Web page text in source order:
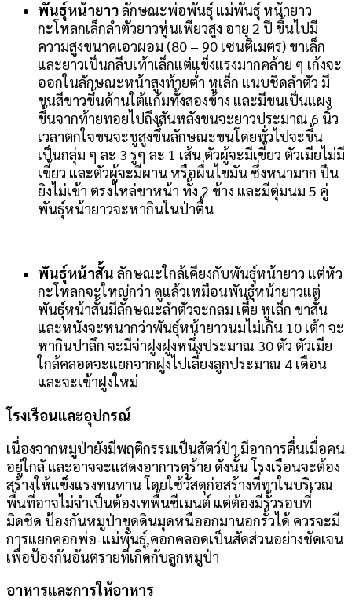
พันธุ์หน้ายาวลักษณะพ่อพันธุ์ แม่พันธุ์ หน้ายาว
กะโหลกเล็กลำตัวยาวหุ่นเพียวสูง อายุ 2 ปี ขึ้นไปมี
ความสูงขนาดเอวผอม (80 – 90 เซนติเมตร) ขาเล็ก
และยาวเป็นกลีบเท้าเล็กแต่แข็งแรงมากคล้าย ๆ เก้งจะ
ออกในลักษณะหน้าสูงท้ายต่ำ หูเล็ก แนบชิดลำตัว มี
ขนสีขาวขึ้นด้านใต้แก้มทั้งสองข้าง และมีขนเป็นแผง
ขึ้นจากท้ายทอยไปถึงสันหลังขนจะยาวประมาณ 6 นิ้ว
เวลาตกใจขนจะชูสูงขึ้นลักษณะขนโดยทั่วไปจะขึ้น
เป็นกลุ่ม ๆ ละ 3 รูๆ ละ 1 เส้น ตัวผู้จะมีเขี้ยว ตัวเมียไม่มี
เขี้ยว และตัวผู้จะมีผาน หรือผื่นไขมัน ซึ่งหนามาก ปืน
ยิงไม่เข้า ตรงไหล่ขาหน้า ทั้ง 2 ข้าง และมีตุ่มนม 5 คู่
พันธุ์หน้ายาวจะหากินในป่าตื้น
พันธุ์หน้าสั้น ลักษณะใกล้เคียงกับพันธุ์หน้ายาว แต่หัว
กะโหลกจะใหญ่กว่า ดูแล้วเหมือนพันธุ์หน้ายาวแต่
พันธุ์หน้าสั้นมีลักษณะลำตัวจะกลม เตี้ย หูเล็ก ขาสั้น
และหนังจะหนากว่าพันธุ์หน้ายาวนมไม่เกิน 10 เต้า จะ
หากินปาลึก จะมีจ่าฝูงฝูงหนึ่งประมาณ 30 ตัว ตัวเมีย
ใกล้คลอดจะแยกจากฝูงไปเลี้ยงลูกประมาณ 4 เดือน
และจะเข้าฝูงใหม่
โรงเรือนและอุปกรณ์
เนื่องจากหมูป่ายังมีพฤติกรรมเป็นสัตว์ป่า มีอาการตื่นเมื่อคน
อยู่ใกลั และอาจจะแสดงอาการดุร้าย ดังนั้น โรงเรือนจะต้อง
สร้างให้แข็งแรงทนทาน โดยใช้วัสดุก่อสร้างที่ทาในบริเวณ
พื้นที่อาจไม่จำเป็นต้องเทพื้นซีเมนต์ แต่ต้องมีรั้วรอบที่
มิดชิด ป้องกันหมูป่าขุดดินมุดหนืออกมานอกรั้วได้ ควรจะมี
การแยกคอกพ่อ-แม่พันธุ์,คอกคลอดเป็นสัดส่วนอย่างชัดเจน
เพื่อป้องกันอันตรายที่เกิดกับลูกหมูป่า
อาหารและการให้อาหาร